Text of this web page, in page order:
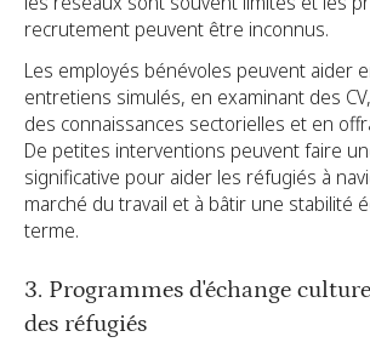
recrutement peuvent être inconnus.
Les employés bénévoles peuvent aider
entretiens simulés, en examinant des
des connaissances sectorielles et en
De petites interventions peuvent faire
significative pour aider les réfugiés à
marché du travail et à bâtir une stabilité
terme.
3. Programmes d'échange
des réfugiés